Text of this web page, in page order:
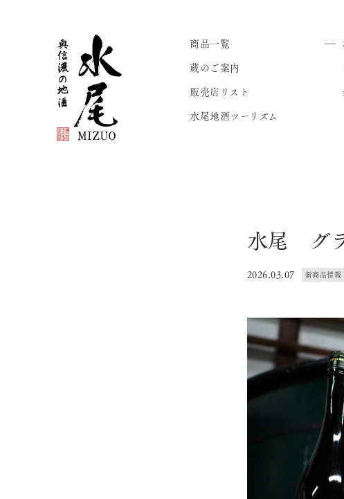
商品一覧
蔵のご案内
販売店リスト
水尾地酒ツーリズム
水尾 グ
2026.03.07 新商品情報